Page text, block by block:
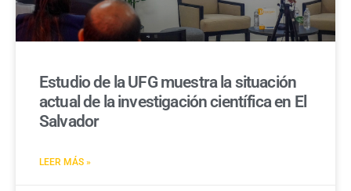
Estudio de la UFG muestra la situación
actual de la investigación científica en El
Salvador
LEER MÁS »